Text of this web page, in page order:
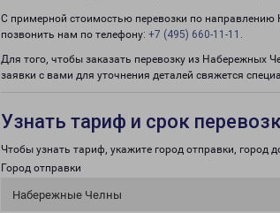
С примерной стоимостью перевозки по
позвонить нам по телефону: +7 (495) 660-11-11 .
Для того, чтобы заказать перевозку из Набережных
заявки с вами для уточнения деталей свяжется
Узнать тариф и срок
Чтобы узнать тариф, укажите город отправки, город
Город отправки
Набережные Челны